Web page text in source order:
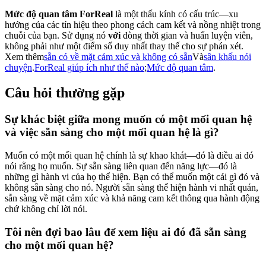
Mức độ quan tâm ForReal là một thấu kính có cấu trúc—xu
hướng của các tín hiệu theo phong cách cam kết và nồng nhiệt trong
chuỗi của bạn. Sử dụng nó với dòng thời gian và huấn luyện viên,
không phải như một điểm số duy nhất thay thế cho sự phán xét.
Xem thêmsẵn có về mặt cảm xúc và không có sẵnVàsân khấu nói
chuyện.ForReal giúp ích như thế nào;Mức độ quan tâm.
Câu hỏi thường gặp
Sự khác biệt giữa mong muốn có một mối quan hệ
và việc sẵn sàng cho một mối quan hệ là gì?
Muốn có một mối quan hệ chính là sự khao khát—đó là điều ai đó
nói rằng họ muốn. Sự sẵn sàng liên quan đến năng lực—đó là
những gì hành vi của họ thể hiện. Bạn có thể muốn một cái gì đó và
không sẵn sàng cho nó. Người sẵn sàng thể hiện hành vi nhất quán,
sẵn sàng về mặt cảm xúc và khả năng cam kết thông qua hành động
chứ không chỉ lời nói.
Tôi nên đợi bao lâu để xem liệu ai đó đã sẵn sàng
cho một mối quan hệ?